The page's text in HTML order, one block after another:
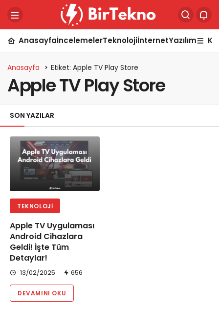
AnasayfaİncelemelerTeknolojiİnternetYazılım
Anasayfa Etiket: Apple TV Play Store
Apple TV Play Store
SON YAZILAR
TEKNOLOJI
Apple TV Uygulaması
Android Cihazlara
Geldi! İşte Tüm
Detaylar!
13/02/2025 656
DEVAMINI OKU